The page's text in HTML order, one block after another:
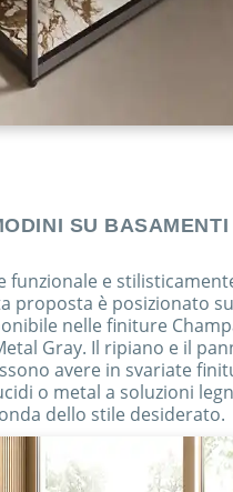
SU BASAMENTI
funzionale e
proposta è posizionato
nelle finiture
Gray. Il ripiano e il
avere in svariate
o metal a soluzioni
dello stile desiderato.